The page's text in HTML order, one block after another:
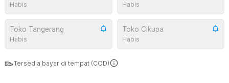
Habis Habis
Toko Tangerang
Habis
Toko Cikupa
Habis
Tersedia bayar di tempat (COD)